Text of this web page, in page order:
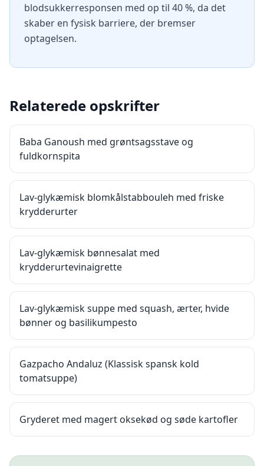
blodsukkerresponsen med op til 40 %, da det
skaber en fysisk barriere, der bremser
optagelsen.
Relaterede opskrifter
Baba Ganoush med grøntsagsstave og
fuldkornspita
Lav-glykæmisk blomkålstabbouleh med friske
krydderurter
Lav-glykæmisk bønnesalat med
krydderurtevinaigrette
Lav-glykæmisk suppe med squash, ærter, hvide
bønner og basilikumpesto
Gazpacho Andaluz (Klassisk spansk kold
tomatsuppe)
Gryderet med magert oksekød og søde kartofler